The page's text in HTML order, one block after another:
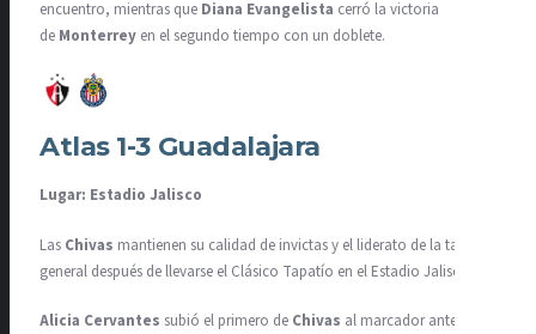
encuentro, mientras que Diana Evangelista cerró la victoria
de Monterrey en el segundo tiempo con un doblete.
Atlas 1-3 Guadalajara
Lugar: Estadio Jalisco
Las Chivas mantienen su calidad de invictas y el liderato de la tabla
general después de llevarse el Clásico Tapatío en el Estadio Jalisco.
Alicia Cervantes subió el primero de Chivas al marcador antes del